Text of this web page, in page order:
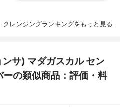
クレンジングランキングをもっと見る
サ) マダガスカル セン
ーの類似商品：評価・料